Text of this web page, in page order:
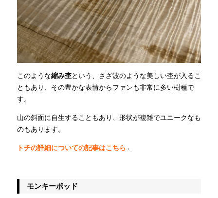
このような縮み杢という、さざ波のような美しい杢が入るこ
ともあり、その豊かな表情からファンも非常に多い樹種で
す。
山の斜面に自生することもあり、形状が複雑でユニークなも
のもあります。
トチの詳細についての記事はこちら ←
モンキーポッド